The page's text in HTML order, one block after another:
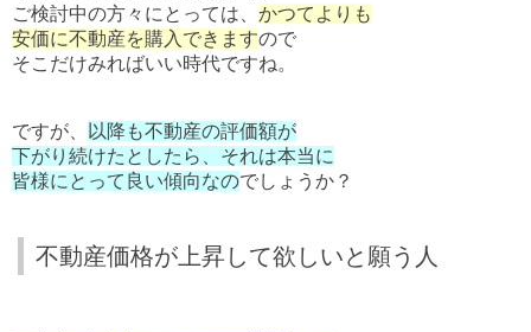
ご検討中の方々にとっては、 かつてよりも
安価に不動産を購入できますので
そこだけみればいい時代ですね。
ですが、
以降も不動産の評価額が
下がり続けたとしたら、それは本当に
皆様にとって良い傾向なのでしょうか？
不動産価格が上昇して欲しいと願う人